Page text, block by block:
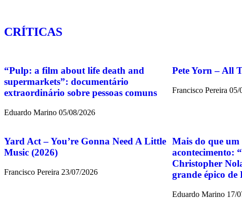
CRÍTICAS
“Pulp: a film about life death and
supermarkets”: documentário
extraordinário sobre pessoas comuns
Eduardo Marino 05/08/2026
Pete Yorn – All
Francisco Pereira 05/
Yard Act – You’re Gonna Need A Little
Music (2026)
Francisco Pereira 23/07/2026
Mais do que
acontecimento:
Christopher
grande épico
Eduardo Marino 17/